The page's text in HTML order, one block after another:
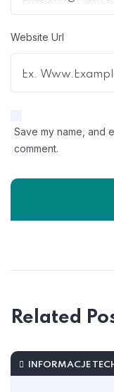
Website Url
Save my name, and
comment.
Related
INFORMACJE